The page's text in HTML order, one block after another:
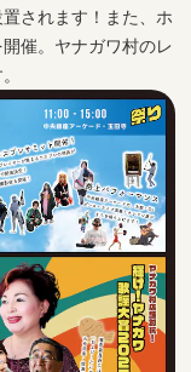
されます！また、ホ
催。ヤナガワ村のレ